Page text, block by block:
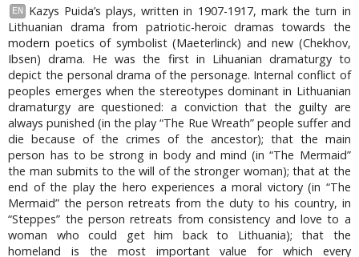
EN
Kazys Puida’s plays, written in 1907-1917, mark the turn in
Lithuanian drama from patriotic-heroic dramas towards the
modern poetics of symbolist (Maeterlinck) and new (Chekhov,
Ibsen) drama. He was the first in Lihuanian dramaturgy to
depict the personal drama of the personage. Internal conflict of
peoples emerges when the stereotypes dominant in Lithuanian
dramaturgy are questioned: a conviction that the guilty are
always punished (in the play “The Rue Wreath” people suffer and
die because of the crimes of the ancestor); that the main
person has to be strong in body and mind (in “The Mermaid”
the man submits to the will of the stronger woman); that at the
end of the play the hero experiences a moral victory (in “The
Mermaid” the person retreats from the duty to his country, in
“Steppes” the person retreats from consistency and love to a
woman who could get him back to Lithuania); that the
homeland is the most important value for which every